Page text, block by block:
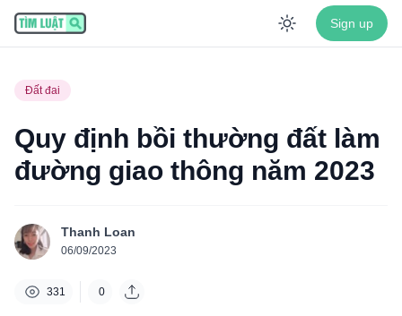
Enable
Sign up
Đất đai
Quy định bồi thường đất làm
đường giao thông năm 2023
Thanh Loan
06/09/2023
331 0